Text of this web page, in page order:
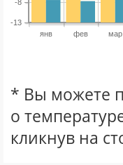
янв фев мар
-13
-8
* Вы можете
о
кликнув на